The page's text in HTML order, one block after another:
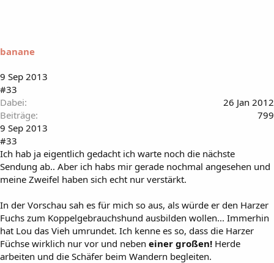
banane
9 Sep 2013
#33
Dabei
26 Jan 2012
Beiträge
799
9 Sep 2013
#33
Ich hab ja eigentlich gedacht ich warte noch die nächste
Sendung ab.. Aber ich habs mir gerade nochmal angesehen und
meine Zweifel haben sich echt nur verstärkt.
In der Vorschau sah es für mich so aus, als würde er den Harzer
Fuchs zum Koppelgebrauchshund ausbilden wollen... Immerhin
hat Lou das Vieh umrundet. Ich kenne es so, dass die Harzer
Füchse wirklich nur vor und neben einer großen! Herde
arbeiten und die Schäfer beim Wandern begleiten.